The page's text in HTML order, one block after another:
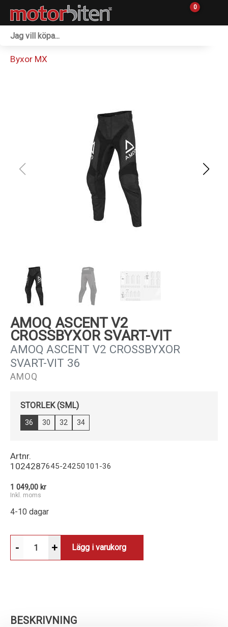
0
Reservdelar
Byxor MX
AMOQ ASCENT V2
CROSSBYXOR SVART-VIT
AMOQ ASCENT V2 CROSSBYXOR
SVART-VIT 36
AMOQ
STORLEK (SML)
36 30 32 34
Artnr.
1024287645-24250101-36
1 049,00 kr
Inkl. moms
4-10 dagar
- + Lägg i varukorg
BESKRIVNING